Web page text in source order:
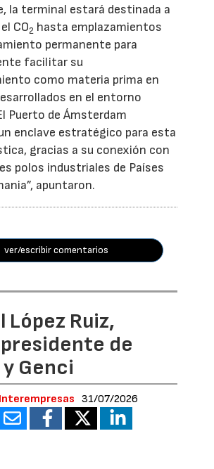
la terminal estará destinada a
CO2 hasta emplazamientos
permanente para
facilitar su
como materia prima en
en el entorno
Puerto de Ámsterdam
enclave estratégico para esta
gracias a su conexión con
polos industriales de Países
apuntaron.
ver/escribir comentarios
López Ruiz,
de
Genci
31/07/2026